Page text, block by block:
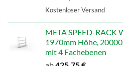
Kostenloser Versand
META SPEED-RACK
1970mm Höhe,
mit 4 Fachebenen